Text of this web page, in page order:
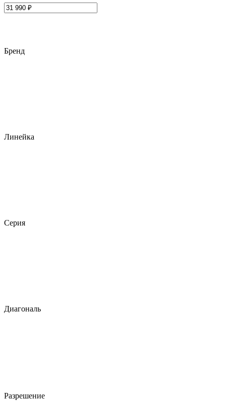
Бренд
Линейка
Серия
Диагональ
Разрешение